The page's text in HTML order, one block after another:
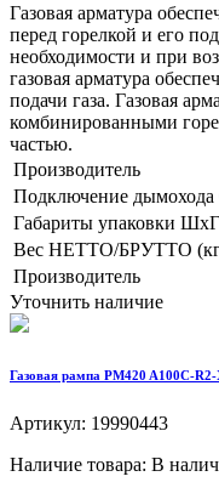
Газовая арматура
перед горелкой и его
необходимости и при
газовая арматура
подачи газа. Газовая
комбинированными
частью.
Производитель
Подключение
Габариты упаковки
Вес НЕТТО/БРУТТО
Производитель
Уточнить наличие
Газовая рампа PM420 A100C-
Артикул: 19990443
Наличие товара: В